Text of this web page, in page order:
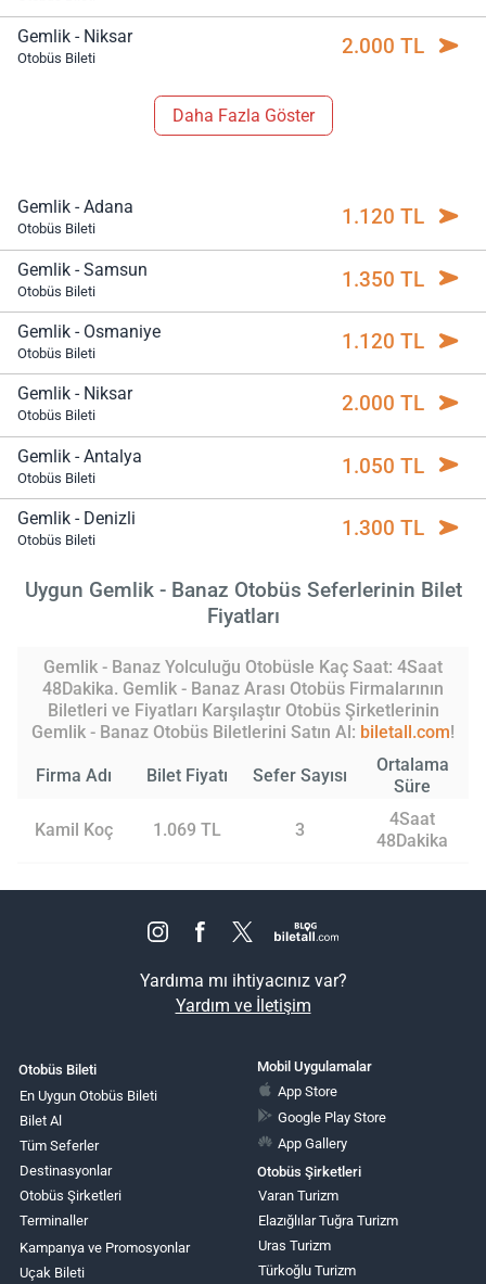
Gemlik - Niksar
Otobüs Bileti 2.000 TL
Daha Fazla Göster
Gemlik - Adana
Otobüs Bileti 1.120 TL
Gemlik - Samsun
Otobüs Bileti 1.350 TL
Gemlik - Osmaniye
Otobüs Bileti 1.120 TL
Gemlik - Niksar
Otobüs Bileti 2.000 TL
Gemlik - Antalya
Otobüs Bileti 1.050 TL
Gemlik - Denizli
Otobüs Bileti 1.300 TL
Uygun Gemlik - Banaz Otobüs Seferlerinin Bilet
Fiyatları
Gemlik - Banaz Yolculuğu Otobüsle Kaç Saat: 4Saat
48Dakika. Gemlik - Banaz Arası Otobüs Firmalarının
Biletleri ve Fiyatları Karşılaştır Otobüs Şirketlerinin
Gemlik - Banaz Otobüs Biletlerini Satın Al: biletall.com!
Firma Adı Bilet Fiyatı Sefer Sayısı
Ortalama
Süre
Kamil Koç 1.069 TL 3
4Saat
48Dakika
Yardıma mı ihtiyacınız var?
Yardım ve İletişim
Otobüs Bileti
En Uygun Otobüs Bileti
Bilet Al
Tüm Seferler
Destinasyonlar
Otobüs Şirketleri
Terminaller
Kampanya ve Promosyonlar
Uçak Bileti
Mobil Uygulamalar
App Store
Google Play Store
App Gallery
Otobüs Şirketleri
Varan Turizm
Elazığlılar Tuğra Turizm
Uras Turizm
Türkoğlu Turizm